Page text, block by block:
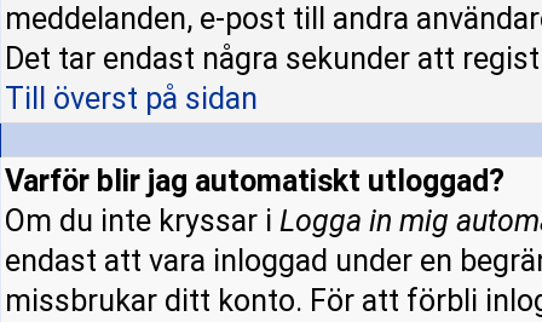
meddelanden, e-post till andra
Det tar endast några sekunder att
Till överst på sidan
Varför blir jag automatiskt utloggad?
Om du inte kryssar i Logga in mig
endast att vara inloggad under en
missbrukar ditt konto. För att förbli